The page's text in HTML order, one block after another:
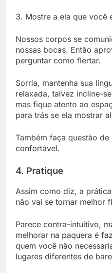
3. Mostre a ela que você
Nossos corpos se
nossas bocas. Então
perguntar como flertar.
Sorria, mantenha sua
relaxada, talvez incline-
mas fique atento ao
para trás se ela mostrar
Também faça questão de
confortável.
4. Pratique
Assim como diz, a
não vai se tornar melhor
Parece contra-intuitivo,
melhorar na paquera é
quem você não
lugares diferentes de